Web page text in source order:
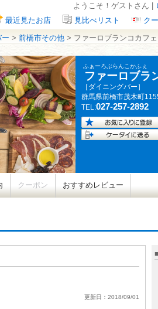
ようこそ！ゲストさん |
ク
見比べリスト
最近見たお店
> 前橋市その他 > ファーロブランコカフェ
ふぁーろぶらんこかふぇ
ファーロブラ
［ダイニングバー］
群馬県前橋市茂木町
TEL:027-257-2892
クーポン おすすめレビュー
更新日：2018/09/01